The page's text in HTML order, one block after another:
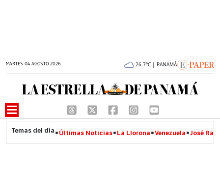
MARTES 04 AGOSTO 2026 26.7°C | PANAMÁ
Últimas Noticias La Llorona Venezuela José